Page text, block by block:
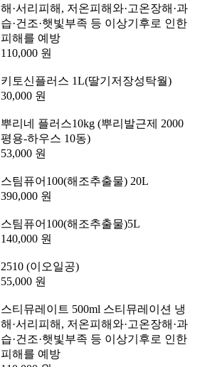
해·서리피해, 저온피해와·고온장해·과
습·건조·햇빛부족 등 이상기후로 인한
피해를 예방
110,000 원
키토신플러스 1L(딸기저장성탁월)
30,000 원
뿌리네 플러스10kg (뿌리발근제 2000
평용-하우스 10동)
53,000 원
스팀퓨어100(해조추출물) 20L
390,000 원
스팀퓨어100(해조추출물)5L
140,000 원
2510 (이오일공)
55,000 원
스티뮤레이트 500ml 스티뮤레이션 냉
해·서리피해, 저온피해와·고온장해·과
습·건조·햇빛부족 등 이상기후로 인한
피해를 예방